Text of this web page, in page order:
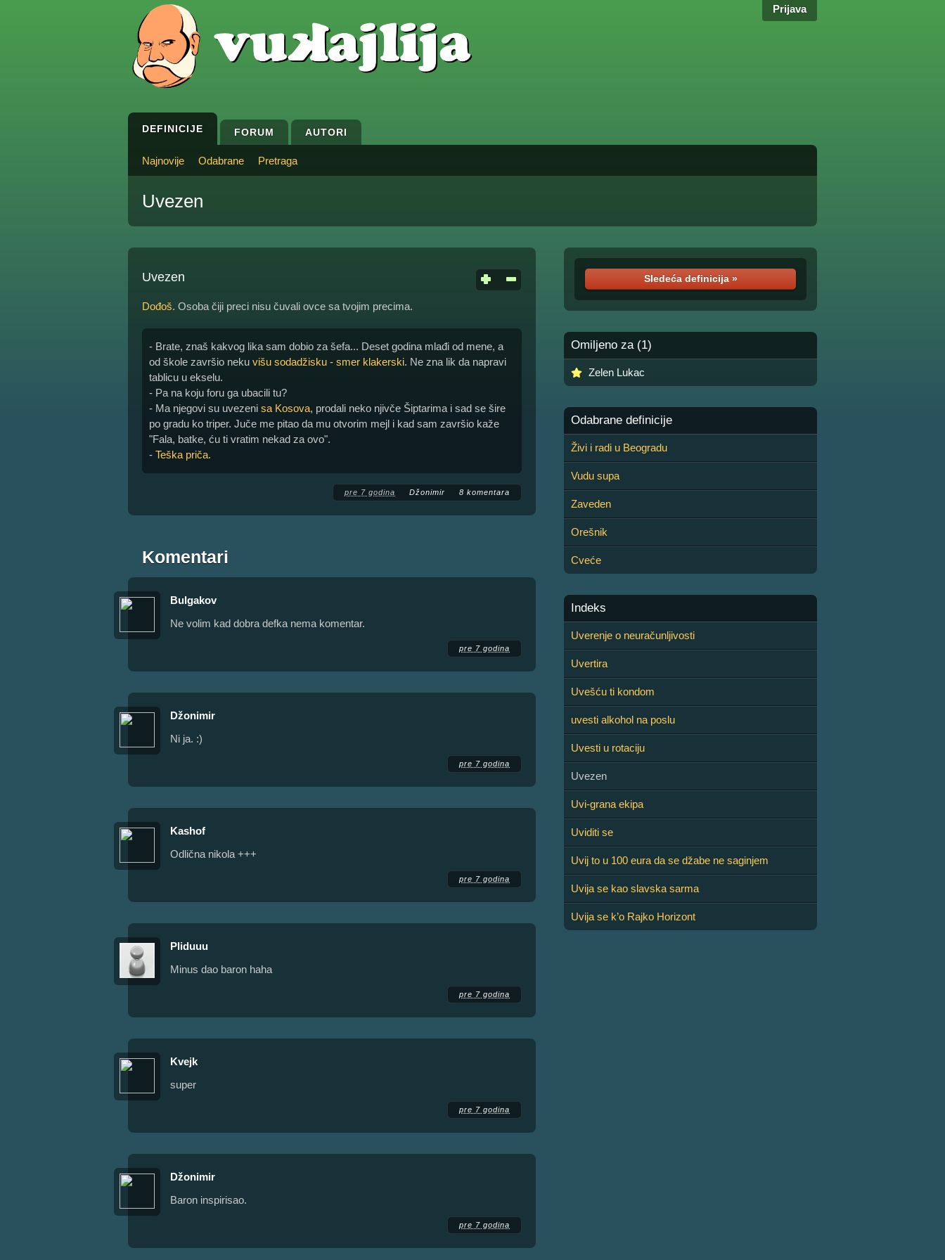
Prijava
DEFINICIJE FORUM AUTORI
Najnovije Odabrane Pretraga
Uvezen
Uvezen
Dođoš. Osoba čiji preci nisu čuvali ovce sa tvojim precima.
- Brate, znaš kakvog lika sam dobio za šefa... Deset godina mlađi od mene, a
od škole završio neku višu sodadžisku - smer klakerski. Ne zna lik da napravi
tablicu u ekselu.
- Pa na koju foru ga ubacili tu?
- Ma njegovi su uvezeni sa Kosova, prodali neko njivče Šiptarima i sad se šire
po gradu ko triper. Juče me pitao da mu otvorim mejl i kad sam završio kaže
"Fala, batke, ću ti vratim nekad za ovo".
- Teška priča.
pre 7 godina Džonimir 8 komentara
Komentari
Bulgakov
Ne volim kad dobra defka nema komentar.
pre 7 godina
Džonimir
Ni ja. :)
pre 7 godina
Kashof
Odlična nikola +++
pre 7 godina
Pliduuu
Minus dao baron haha
pre 7 godina
Kvejk
super
pre 7 godina
Džonimir
Baron inspirisao.
pre 7 godina
Sledeća definicija »
Omiljeno za (1)
Zelen Lukac
Odabrane definicije
Živi i radi u Beogradu
Vudu supa
Zaveden
Orešnik
Cveće
Indeks
Uverenje o neuračunljivosti
Uvertira
Uvešću ti kondom
uvesti alkohol na poslu
Uvesti u rotaciju
Uvezen
Uvi-grana ekipa
Uviditi se
Uvij to u 100 eura da se džabe ne saginjem
Uvija se kao slavska sarma
Uvija se k’o Rajko Horizont